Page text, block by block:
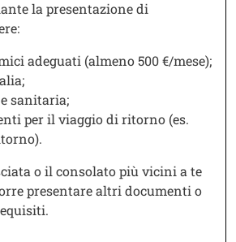
la presentazione di
adeguati (almeno 500 €/mese);
sanitaria;
per il viaggio di ritorno (es.
o il consolato più vicini a te
presentare altri documenti o